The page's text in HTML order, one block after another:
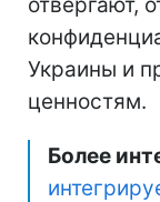
Украины и
ценностям.
Более